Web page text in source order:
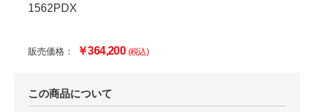
1562PDX
販売価格： ￥364,200 (税込)
この商品について